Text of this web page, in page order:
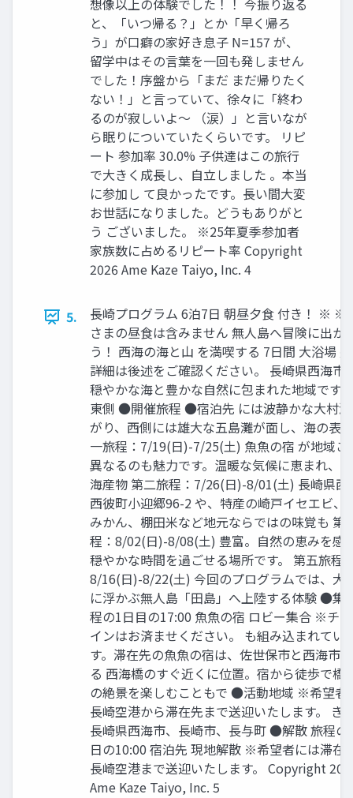
想像以上の体験でした！！ 今振り返る
と、「いつ帰る？」とか「早く帰ろ
う」が口癖の家好き息子 N=157 が、
留学中はその言葉を一回も発しません
でした！序盤から「まだ まだ帰りたく
ない！」と言っていて、徐々に「終わ
るのが寂しいよ〜 （涙）」と言いなが
ら眠りについていたくらいです。 リピ
ート 参加率 30.0% 子供達はこの旅行
で大きく成長し、自立しました 。本当
に参加し て良かったです。長い間大変
お世話になりました。どうもありがと
う ございました。 ※25年夏季参加者
家族数に占めるリピート率 Copyright
2026 Ame Kaze Taiyo, Inc. 4
5.
⻑崎プログラム 6泊7⽇ 朝昼⼣⾷ 付き！ ※ ※
さまの昼⾷は含みません 無⼈島へ冒険に出か
う！ 西海の海と山 を満喫する 7日間 ⼤浴場
詳細は後述をご確認ください。 ⻑崎県⻄海市
穏やかな海と豊かな⾃然に包まれた地域です
東側 ●開催旅程 ●宿泊先 には波静かな⼤村
がり、⻄側には雄⼤な五島灘が⾯し、海の表
⼀旅程：7/19(⽇)-7/25(⼟) ⿂⿂の宿 が地域ご
異なるのも魅⼒です。温暖な気候に恵まれ、
海産物 第⼆旅程：7/26(⽇)-8/01(⼟) ⻑崎県⻄
⻄彼町⼩迎郷96-2 や、特産の崎⼾イセエビ、
みかん、棚⽥⽶など地元ならではの味覚も 第
程：8/02(⽇)-8/08(⼟) 豊富。⾃然の恵みを感
穏やかな時間を過ごせる場所です。 第五旅程
8/16(⽇)-8/22(⼟) 今回のプログラムでは、⼤
に浮かぶ無⼈島「⽥島」へ上陸する体験 ●集
程の1⽇⽬の17:00 ⿂⿂の宿 ロビー集合 ※チ
インはお済ませください。 も組み込まれてい
す。滞在先の⿂⿂の宿は、佐世保市と⻄海市
る ⻄海橋のすぐ近くに位置。宿から徒歩で橋
の絶景を楽しむこともで ●活動地域 ※希望者
⻑崎空港から滞在先まで送迎いたします。 き
⻑崎県⻄海市、⻑崎市、⻑与町 ●解散 旅程の
⽇の10:00 宿泊先 現地解散 ※希望者には滞
⻑崎空港まで送迎いたします。 Copyright
Ame Kaze Taiyo, Inc. 5